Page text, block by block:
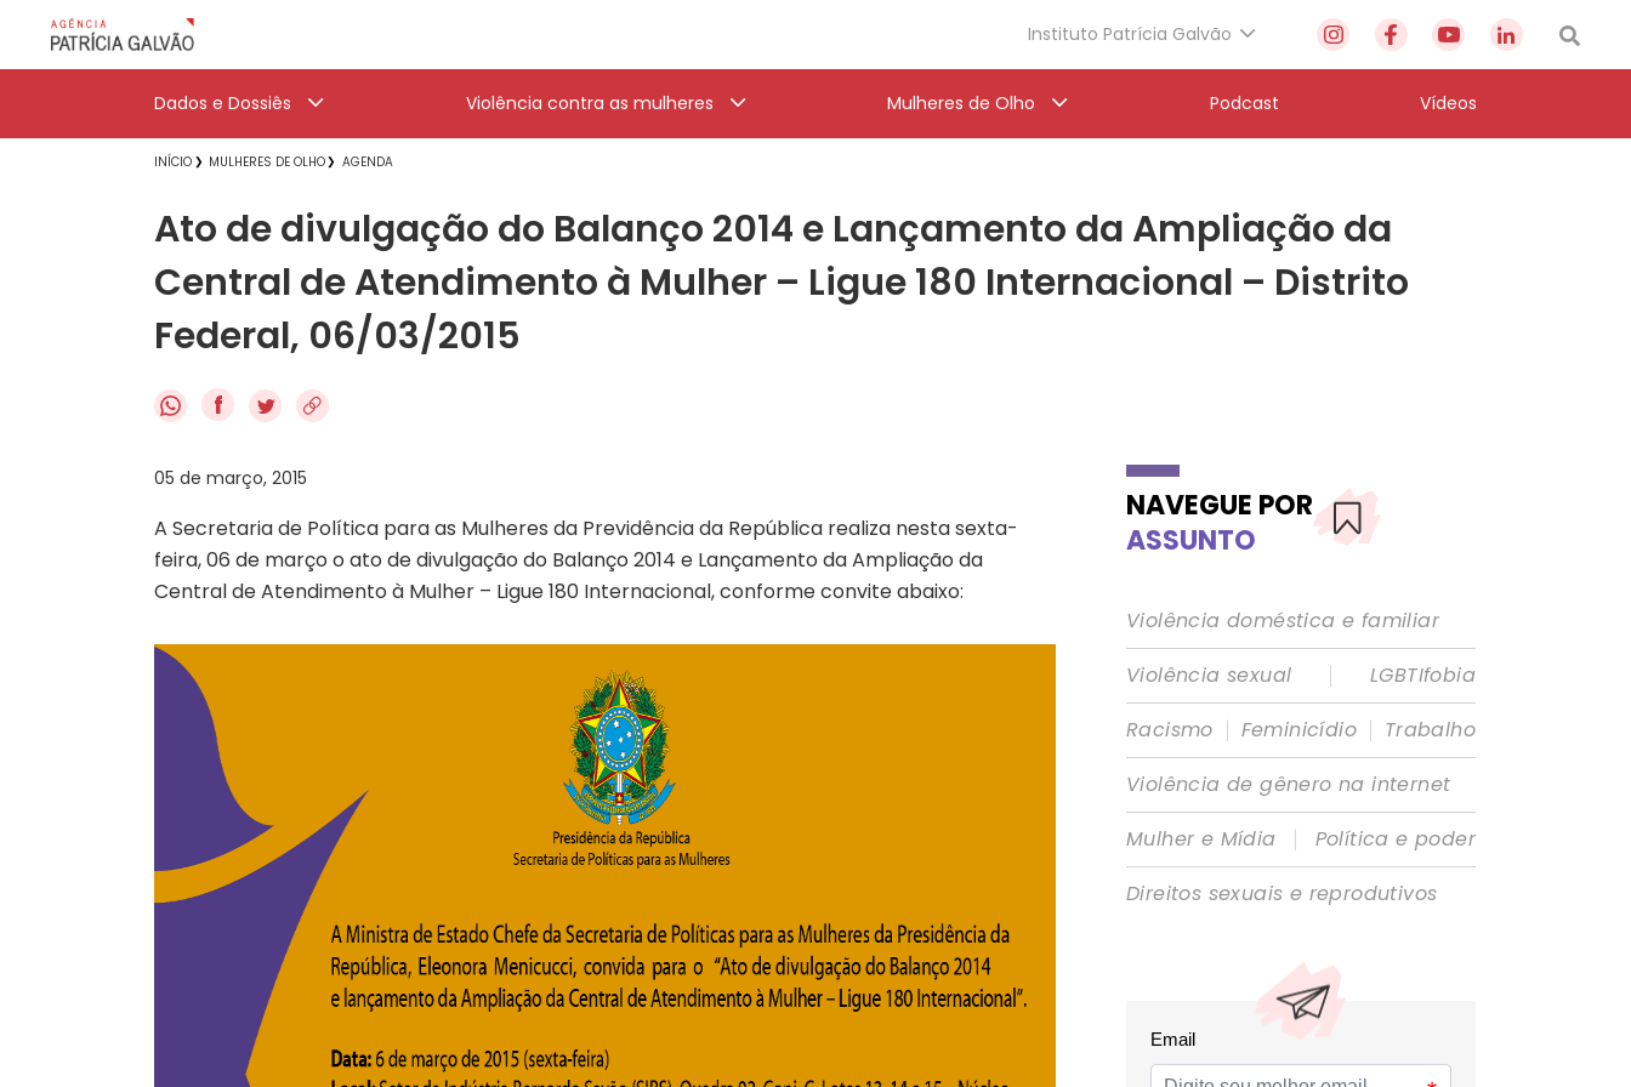
Instituto Patrícia Galvão
Dados e Dossiês Violência contra as mulheres Mulheres de Olho Podcast Vídeos
INÍCIO MULHERES DE OLHO AGENDA
Ato de divulgação do Balanço 2014 e Lançamento da Ampliação da
Central de Atendimento à Mulher – Ligue 180 Internacional – Distrito
Federal, 06/03/2015
f
05 de março, 2015
A Secretaria de Política para as Mulheres da Previdência da República realiza nesta sexta-
feira, 06 de março o ato de divulgação do Balanço 2014 e Lançamento da Ampliação da
Central de Atendimento à Mulher – Ligue 180 Internacional, conforme convite abaixo:
NAVEGUE POR
ASSUNTO
Violência doméstica e familiar
Violência sexual
|
LGBTIfobia
Racismo | Feminicídio | Trabalho
Violência de gênero na internet
Mulher e Mídia
|
Política e poder
Direitos sexuais e reprodutivos